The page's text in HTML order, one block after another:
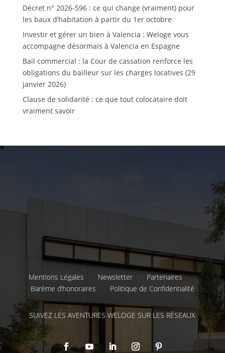
Décret n° 2026-596 : ce qui change (vraiment) pour
les baux d’habitation à partir du 1er octobre
Investir et gérer un bien à Valencia : Weloge vous
accompagne désormais à Valencia en Espagne
Bail commercial : la Cour de cassation renforce les
obligations du bailleur sur les charges locatives (29
janvier 2026)
Clause de solidarité : ce que tout colocataire doit
vraiment savoir
Mentions Légales Newsletter
Partenaires
Barème d’honoraires
Politique de Confidentialité
SUIVEZ LES AVENTURES WELOGE SUR LES RÉSEAUX